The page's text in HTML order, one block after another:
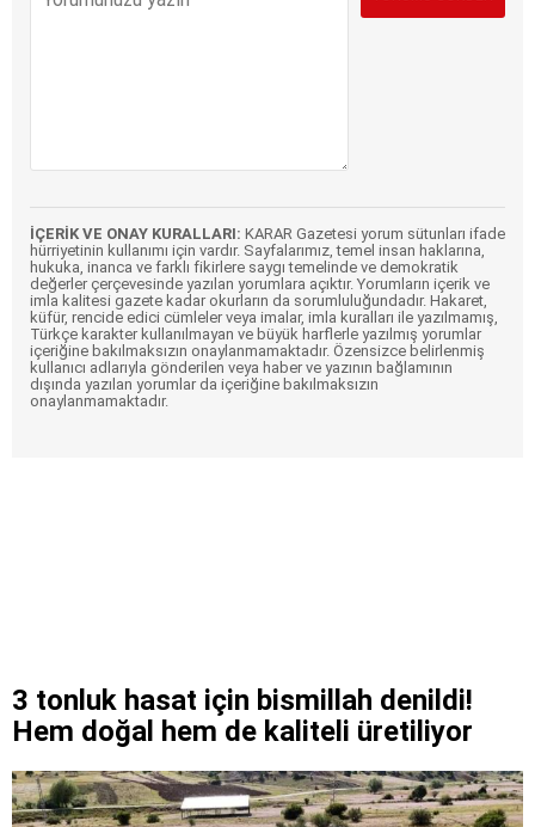
İÇERİK VE ONAY KURALLARI: KARAR Gazetesi yorum sütunları ifade
hürriyetinin kullanımı için vardır. Sayfalarımız, temel insan haklarına,
hukuka, inanca ve farklı fikirlere saygı temelinde ve demokratik
değerler çerçevesinde yazılan yorumlara açıktır. Yorumların içerik ve
imla kalitesi gazete kadar okurların da sorumluluğundadır. Hakaret,
küfür, rencide edici cümleler veya imalar, imla kuralları ile yazılmamış,
Türkçe karakter kullanılmayan ve büyük harflerle yazılmış yorumlar
içeriğine bakılmaksızın onaylanmamaktadır. Özensizce belirlenmiş
kullanıcı adlarıyla gönderilen veya haber ve yazının bağlamının
dışında yazılan yorumlar da içeriğine bakılmaksızın
onaylanmamaktadır.
3 tonluk hasat için bismillah denildi!
Hem doğal hem de kaliteli üretiliyor